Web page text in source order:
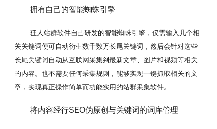
拥有自己的智能蜘蛛引擎
狂人站群软件自己研发的智能蜘蛛引擎，仅需输入几个相
关关键词便可自动衍生数千数万长尾关键词，然后会针对这些
长尾关键词自动从互联网采集到最新文章、图片和视频等相关
的内容。也不需要任何采集规则，能够实现一键抓取相关的文
章，实现真正操作简单而功能实用的站群采集软件。
将内容经行SEO伪原创与关键词的词库管理